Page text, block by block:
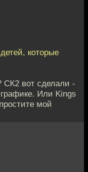
которые
СК2 вот сделали -
Или Kings
мой